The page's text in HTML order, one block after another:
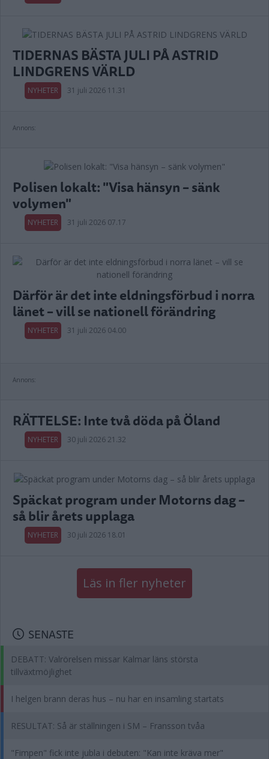
TIDERNAS BÄSTA JULI PÅ ASTRID
LINDGRENS VÄRLD
NYHETER 31 juli 2026 11.31
Annons:
Polisen lokalt: "Visa hänsyn – sänk
volymen"
NYHETER 31 juli 2026 07.17
Därför är det inte eldningsförbud i norra
länet – vill se nationell förändring
NYHETER 31 juli 2026 04.00
Annons:
RÄTTELSE: Inte två döda på Öland
NYHETER 30 juli 2026 21.32
Späckat program under Motorns dag –
så blir årets upplaga
NYHETER 30 juli 2026 18.01
Läs in fler nyheter
SENASTE
DEBATT: Valrörelsen missar Kalmar läns största
tillväxtmöjlighet
I helgen brann deras hus – nu har en insamling startats
RESULTAT: Så är ställningen i SM – Fransson tvåa
"Fimpen" fick inte jubla i debuten: "Kan inte kräva mer"